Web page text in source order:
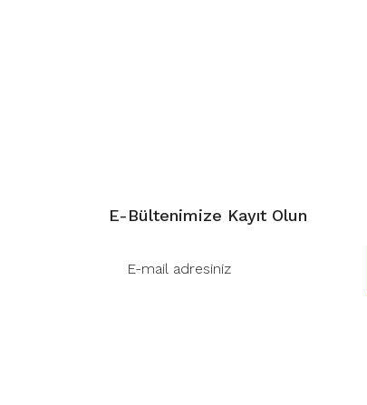
E-Bültenimize Kayıt Olun